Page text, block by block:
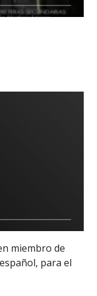
miembro de
para el